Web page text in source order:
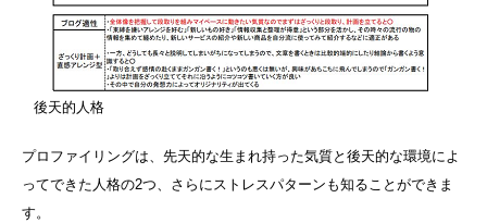
後天的人格
プロファイリングは、先天的な生まれ持った気質と後天的な環境によ
ってできた人格の2つ、さらにストレスパターンも知ることができま
す。